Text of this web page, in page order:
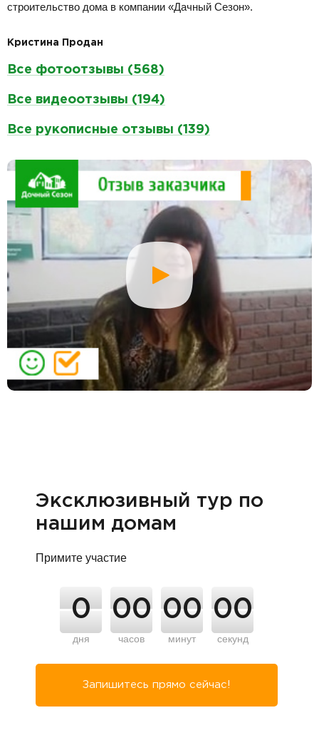
строительство дома в компании «Дачный Сезон».
Кристина Продан
Все фотоотзывы (568)
Все видеоотзывы (194)
Все рукописные отзывы (139)
Эксклюзивный тур по
нашим домам
Примите участие
0
дня
00
часов
00
минут
00
секунд
Запишитесь прямо сейчас!